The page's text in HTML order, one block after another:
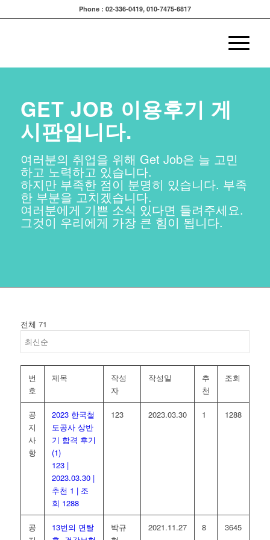
Phone : 02-336-0419, 010-7475-6817
GET JOB 이용후기 게
시판입니다.
여러분의 취업을 위해 Get Job은 늘 고민
하고 노력하고 있습니다.
하지만 부족한 점이 분명히 있습니다. 부족
한 부분을 고치겠습니다.
여러분에게 기쁜 소식 있다면 들려주세요.
그것이 우리에게 가장 큰 힘이 됩니다.
전체 71
번
호
제목
작성
자
작성일
추
천
조회
공
지
사
항
2023 한국철
도공사 상반
기 합격 후기
(1)
123 |
2023.03.30 |
추천 1 | 조
회 1288
123 2023.03.30 1 1288
공
13번의 면탈
박규
2021.11.27 8 3645